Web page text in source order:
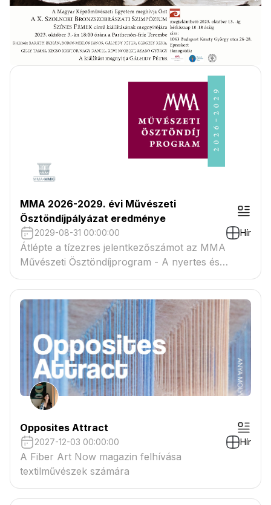
MMA 2026-2029. évi Művészeti
Ösztöndíjpályázat eredménye
2029-08-31 00:00:00 Hír
Átlépte a tízezres jelentkezőszámot az MMA
Művészeti Ösztöndíjprogram - A nyertes és
tartaléklistás pályázók névsora megtekinthető a
csatolmányban
Opposites Attract
2027-12-03 00:00:00 Hír
A Fiber Art Now magazin felhívása
textilművészek számára